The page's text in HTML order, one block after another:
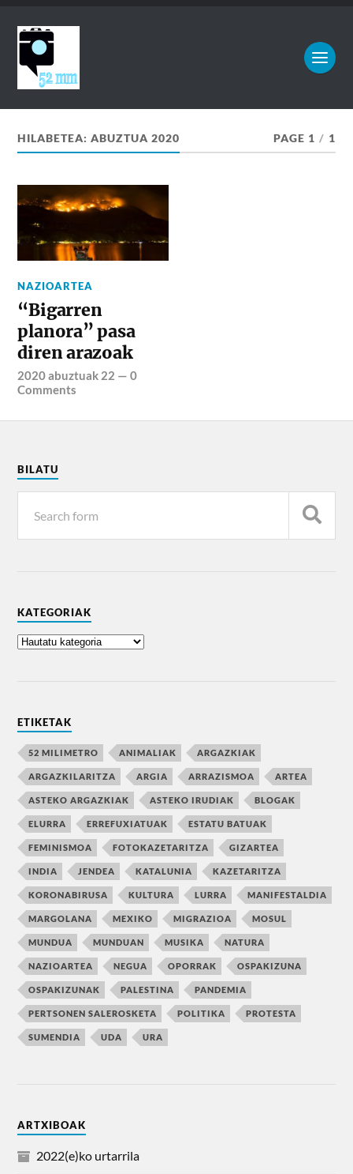
HILABETEA:ABUZTUA 2020 PAGE 1 / 1
NAZIOARTEA
“Bigarren
planora” pasa
diren arazoak
2020 abuztuak 22 —0
Comments
BILATU
KATEGORIAK
ETIKETAK
52 MILIMETRO ANIMALIAK ARGAZKIAK
ARGAZKILARITZA ARGIA ARRAZISMOA ARTEA
ASTEKO ARGAZKIAK ASTEKO IRUDIAK BLOGAK
ELURRA ERREFUXIATUAK ESTATU BATUAK
FEMINISMOA FOTOKAZETARITZA GIZARTEA
INDIA JENDEA KATALUNIA KAZETARITZA
KORONABIRUSA KULTURA LURRA MANIFESTALDIA
MARGOLANA MEXIKO MIGRAZIOA MOSUL
MUNDUA MUNDUAN MUSIKA NATURA
NAZIOARTEA NEGUA OPORRAK OSPAKIZUNA
OSPAKIZUNAK PALESTINA PANDEMIA
PERTSONEN SALEROSKETA POLITIKA PROTESTA
SUMENDIA UDA URA
ARTXIBOAK
2022(e)ko urtarrila